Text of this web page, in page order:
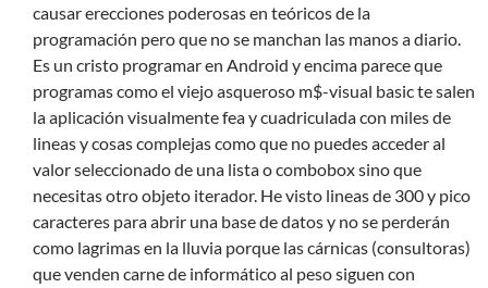
causar erecciones poderosas en teóricos de la
programación pero que no se manchan las manos a diario.
Es un cristo programar en Android y encima parece que
programas como el viejo asqueroso m$-visual basic te salen
la aplicación visualmente fea y cuadriculada con miles de
lineas y cosas complejas como que no puedes acceder al
valor seleccionado de una lista o combobox sino que
necesitas otro objeto iterador. He visto lineas de 300 y pico
caracteres para abrir una base de datos y no se perderán
como lagrimas en la lluvia porque las cárnicas (consultoras)
que venden carne de informático al peso siguen con